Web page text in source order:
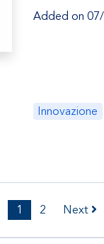
Added on
Innovazione
1 2 Next